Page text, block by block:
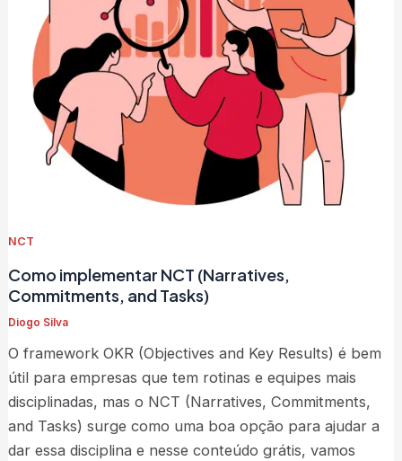
NCT
Como implementar NCT (Narratives,
Commitments, and Tasks)
Diogo Silva
O framework OKR (Objectives and Key Results) é bem
útil para empresas que tem rotinas e equipes mais
disciplinadas, mas o NCT (Narratives, Commitments,
and Tasks) surge como uma boa opção para ajudar a
dar essa disciplina e nesse conteúdo grátis, vamos